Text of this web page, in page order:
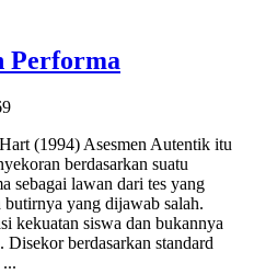
Performa
(1994) Asesmen Autentik itu
berdasarkan suatu
sebagai lawan dari tes yang
yang dijawab salah.
kekuatan siswa dan bukannya
berdasarkan standard